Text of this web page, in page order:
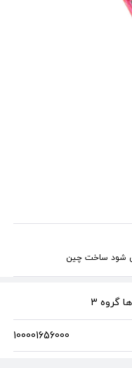
شود ساخت چین
گروه 3
100001656000